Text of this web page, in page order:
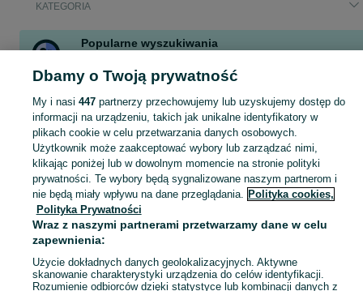
KATEGORIA
Popularne wyszukiwania
szpic miniaturowy
buldog pies gekon
Zobacz Więcej
Szukasz zwierzaka lub czegoś dla niego? ▶️ Przeglądaj kategorię Zwierzęta na OLX Szczecin i znajdź to, czego potrzebujesz w atrakcyjnych cenach! Zobacz
Mapa kategorii
Mapa miejscowości
Mapa ministron
Popularne wyszukiwania
Dbamy o Twoją prywatność
My i nasi 447partnerzy przechowujemy lub uzyskujemy dostęp do
informacji na urządzeniu, takich jak unikalne identyfikatory w
plikach cookie w celu przetwarzania danych osobowych.
Użytkownik może zaakceptować wybory lub zarządzać nimi,
klikając poniżej lub w dowolnym momencie na stronie polityki
prywatności. Te wybory będą sygnalizowane naszym partnerom i
nie będą miały wpływu na dane przeglądania. Polityka cookies,
Polityka Prywatności
Wraz z naszymi partnerami przetwarzamy dane w celu
zapewnienia:
Użycie dokładnych danych geolokalizacyjnych. Aktywne
skanowanie charakterystyki urządzenia do celów identyfikacji.
Rozumienie odbiorców dzięki statystyce lub kombinacji danych z